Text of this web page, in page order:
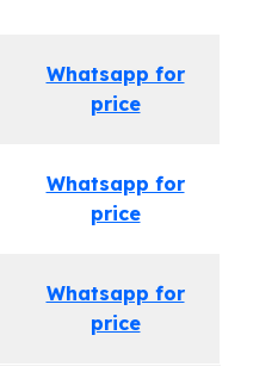
Whatsapp for
price
Whatsapp for
price
Whatsapp for
price